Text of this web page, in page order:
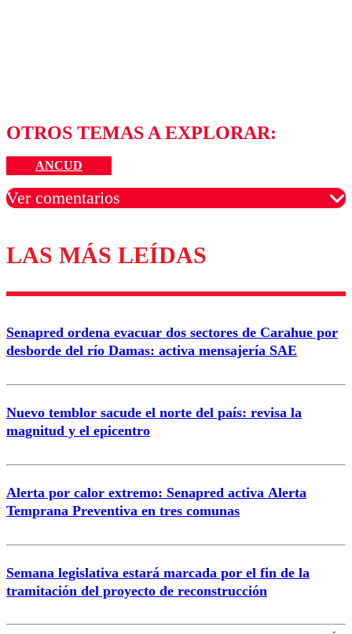
OTROS TEMAS A EXPLORAR:
ANCUD
Ver comentarios
Los comentarios son moderados para garantizar un
diálogo respetuoso.
Correo
LAS MÁS LEÍDAS
Senapred ordena evacuar dos sectores de Carahue por
desborde del río Damas: activa mensajería SAE
Nuevo temblor sacude el norte del país: revisa la
magnitud y el epicentro
Alerta por calor extremo: Senapred activa Alerta
Temprana Preventiva en tres comunas
Semana legislativa estará marcada por el fin de la
tramitación del proyecto de reconstrucción